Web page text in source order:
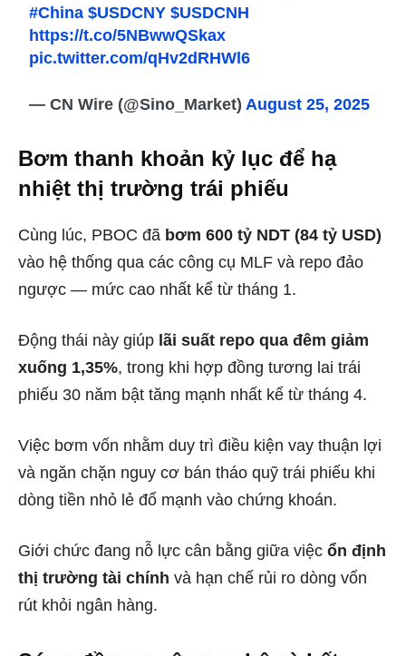
#China $USDCNY $USDCNH
https://t.co/5NBwwQSkax
pic.twitter.com/qHv2dRHWl6
— CN Wire (@Sino_Market) August 25, 2025
Bơm thanh khoản kỷ lục để hạ
nhiệt thị trường trái phiếu
Cùng lúc, PBOC đã bơm 600 tỷ NDT (84 tỷ USD)
vào hệ thống qua các công cụ MLF và repo đảo
ngược — mức cao nhất kể từ tháng 1.
Động thái này giúp lãi suất repo qua đêm giảm
xuống 1,35%, trong khi hợp đồng tương lai trái
phiếu 30 năm bật tăng mạnh nhất kể từ tháng 4.
Việc bơm vốn nhằm duy trì điều kiện vay thuận lợi
và ngăn chặn nguy cơ bán tháo quỹ trái phiếu khi
dòng tiền nhỏ lẻ đổ mạnh vào chứng khoán.
Giới chức đang nỗ lực cân bằng giữa việc ổn định
thị trường tài chính và hạn chế rủi ro dòng vốn
rút khỏi ngân hàng.